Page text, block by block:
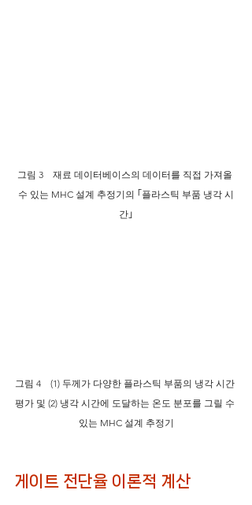
그림 3　재료 데이터베이스의 데이터를 직접 가져올
수 있는 MHC 설계 추정기의 ｢플라스틱 부품 냉각 시
간｣
그림 4　(1) 두께가 다양한 플라스틱 부품의 냉각 시간
평가 및 (2) 냉각 시간에 도달하는 온도 분포를 그릴 수
있는 MHC 설계 추정기
게이트 전단율 이론적 계산